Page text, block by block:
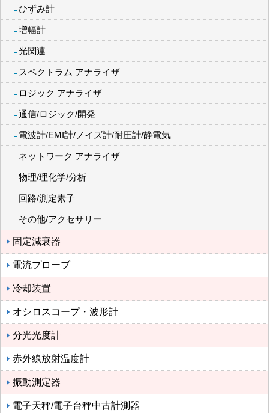
ひずみ計
増幅計
光関連
スペクトラム アナライザ
ロジック アナライザ
通信/ロジック/開発
電波計/EMI計/ノイズ計/耐圧計/静電気
ネットワーク アナライザ
物理/理化学/分析
回路/測定素子
その他/アクセサリー
固定減衰器
電流プローブ
冷却装置
オシロスコープ・波形計
分光光度計
赤外線放射温度計
振動測定器
電子天秤/電子台秤中古計測器